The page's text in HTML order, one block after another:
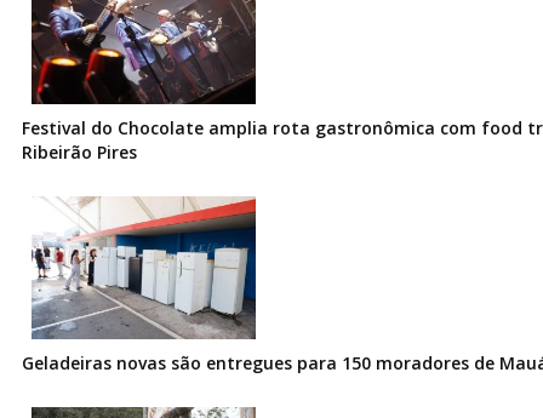
Festival do Chocolate amplia rota gastronômica com food
Ribeirão Pires
Geladeiras novas são entregues para 150 moradores de